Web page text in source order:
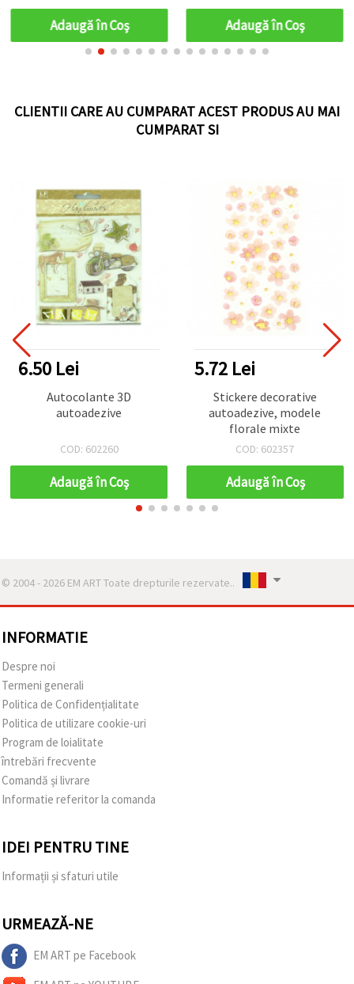
petrecere, ambalaje și
decorațiuni creative
Adaugă în Coş Adaugă în Coş
CLIENTII CARE AU CUMPARAT ACEST PRODUS AU MAI
CUMPARAT SI
6.50 Lei
Autocolante 3D
autoadezive
COD: 602260
Adaugă în Coş
5.72 Lei
Stickere decorative
autoadezive, modele
florale mixte
COD: 602357
Adaugă în Coş
© 2004 - 2026 EM ART Toate drepturile rezervate..
INFORMATIE
Despre noi
Termeni generali
Politica de Confidențialitate
Politica de utilizare cookie-uri
Program de loialitate
întrebări frecvente
Comandă și livrare
Informatie referitor la comanda
IDEI PENTRU TINE
Informații și sfaturi utile
URMEAZĂ-NE
EM ART pe Facebook